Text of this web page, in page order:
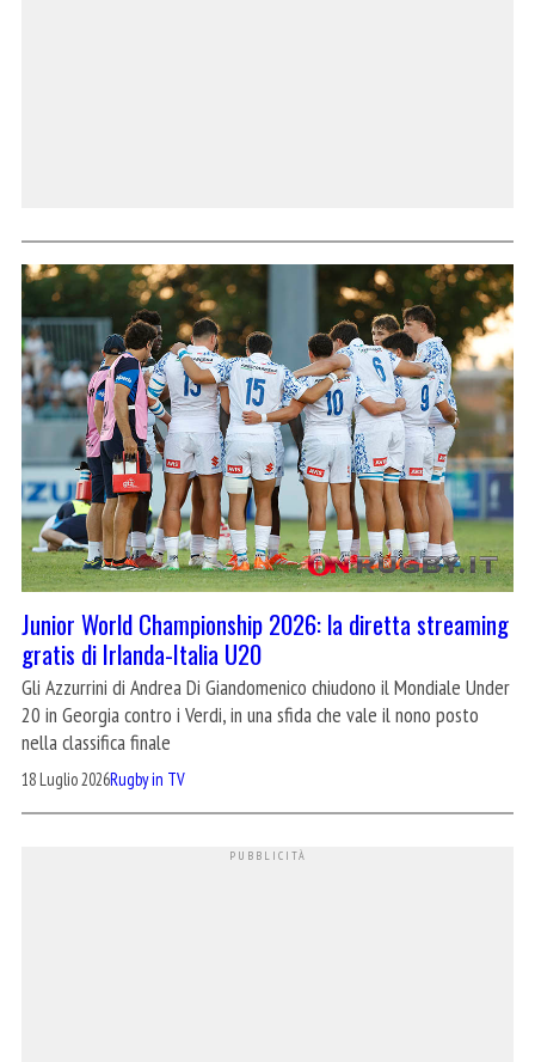
Junior World Championship 2026: la diretta streaming
gratis di Irlanda-Italia U20
Gli Azzurrini di Andrea Di Giandomenico chiudono il Mondiale Under
20 in Georgia contro i Verdi, in una sfida che vale il nono posto
nella classifica finale
18 Luglio 2026Rugby in TV